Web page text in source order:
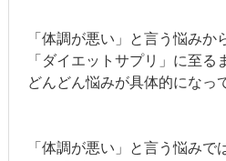
「体調が悪い」と言う悩みか
「ダイエットサプリ」に至る
どんどん悩みが具体的になっ
「体調が悪い」と言う悩みで